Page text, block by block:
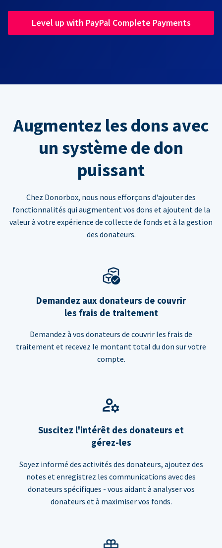
Level up with PayPal Complete Payments
Augmentez les dons avec
un système de don
puissant
Chez Donorbox, nous nous efforçons d'ajouter des
fonctionnalités qui augmentent vos dons et ajoutent de la
valeur à votre expérience de collecte de fonds et à la gestion
des donateurs.
Demandez aux donateurs de couvrir
les frais de traitement
Demandez à vos donateurs de couvrir les frais de
traitement et recevez le montant total du don sur votre
compte.
Suscitez l'intérêt des donateurs et
gérez-les
Soyez informé des activités des donateurs, ajoutez des
notes et enregistrez les communications avec des
donateurs spécifiques - vous aidant à analyser vos
donateurs et à maximiser vos fonds.